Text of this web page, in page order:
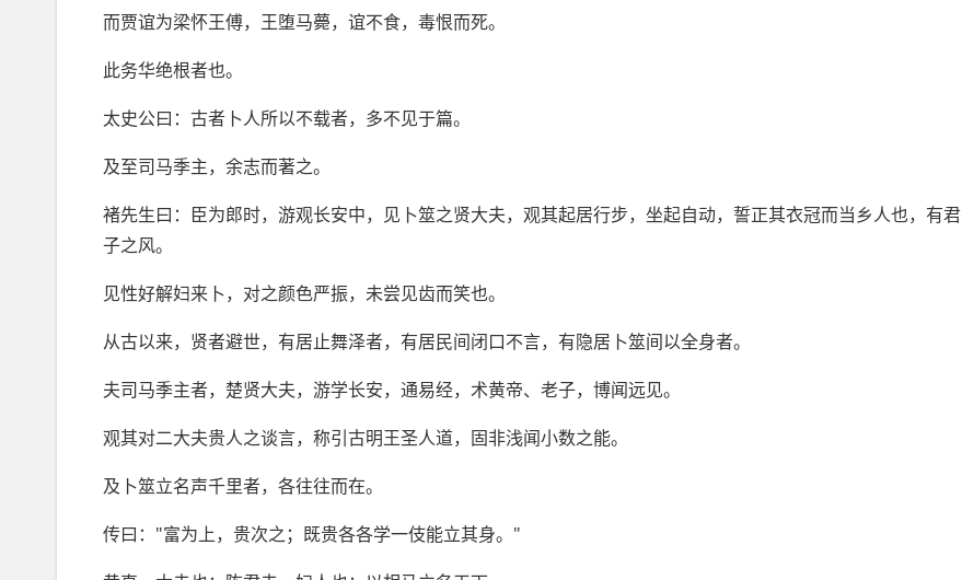
而贾谊为梁怀王傅，王堕马薨，谊不食，毒恨而死。
此务华绝根者也。
太史公曰：古者卜人所以不载者，多不见于篇。
及至司马季主，余志而著之。
褚先生曰：臣为郎时，游观长安中，见卜筮之贤大夫，观其起居行步，坐起自动，誓正其衣冠而当乡人也，有君
子之风。
见性好解妇来卜，对之颜色严振，未尝见齿而笑也。
从古以来，贤者避世，有居止舞泽者，有居民间闭口不言，有隐居卜筮间以全身者。
夫司马季主者，楚贤大夫，游学长安，通易经，术黄帝、老子，博闻远见。
观其对二大夫贵人之谈言，称引古明王圣人道，固非浅闻小数之能。
及卜筮立名声千里者，各往往而在。
传曰："富为上，贵次之；既贵各各学一伎能立其身。"